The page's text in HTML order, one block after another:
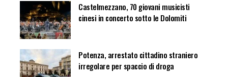
Castelmezzano, 70 giovani musicisti
cinesi in concerto sotto le Dolomiti
Potenza, arrestato cittadino straniero
irregolare per spaccio di droga